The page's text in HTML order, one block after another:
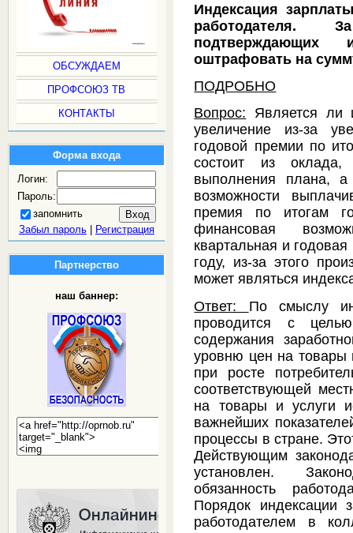
ОБСУЖДАЕМ
ПРОФСОЮЗ ТВ
КОНТАКТЫ
Форма входа
Логин:
Пароль:
запомнить
Забыл пароль| Регистрация
Партнерство
наш баннер:
Индексация
работодателя.
подтверждающих
оштрафовать на
ПОДРОБНО
Вопрос: Является ли
увеличение из-за
годовой премии по
состоит из
выполнения плана,
возможности
премия по итогам
финансовая
квартальная и
году, из-за этого
может являться
Ответ: По смыслу
проводится с
содержания
уровню цен на товары
при росте
соответствующей
на товары и услуги
важнейших
процессы в стране.
Действующим
установлен.
обязанность
Порядок индексации
работодателем в